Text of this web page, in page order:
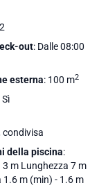
out: Dalle 08:00
esterna: 100 m2
Sì
condivisa
della piscina:
3 m Lunghezza 7 m
m (min) - 1.6 m